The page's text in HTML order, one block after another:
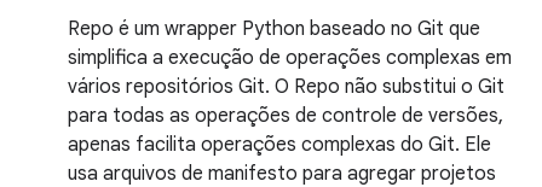
Repo é um wrapper Python baseado no Git que
simplifica a execução de operações complexas em
vários repositórios Git. O Repo não substitui o Git
para todas as operações de controle de versões,
apenas facilita operações complexas do Git. Ele
usa arquivos de manifesto para agregar projetos